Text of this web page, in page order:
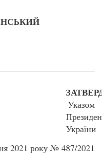
Указом
України
2021 року № 487/2021